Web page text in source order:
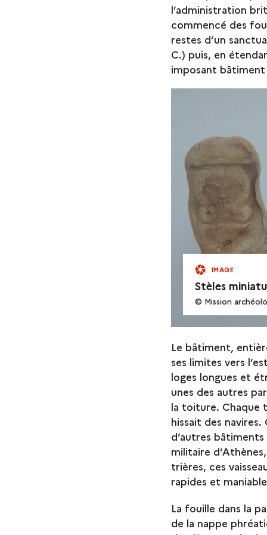
l’administration
commencé des
restes d’un
C.) puis, en
imposant
IMAGE
Stèles
© Mission
Le bâtiment,
ses limites vers
loges longues et
unes des autres
la toiture. Chaque
hissait des
d’autres
militaire
trières, ces
rapides et
La fouille dans la
de la nappe